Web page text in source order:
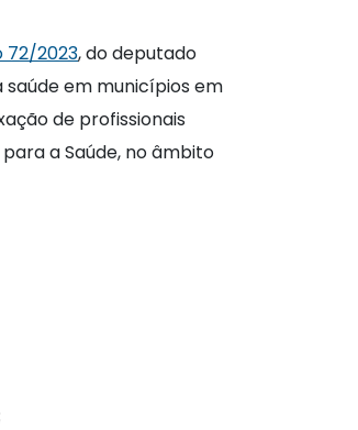
72/2023, do deputado
em municípios em
de profissionais
a Saúde, no âmbito